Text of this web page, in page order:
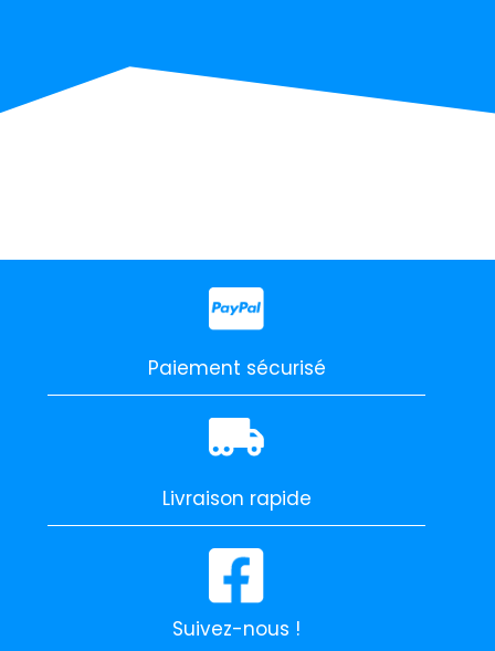
Paiement sécurisé
Livraison rapide
Suivez-nous !